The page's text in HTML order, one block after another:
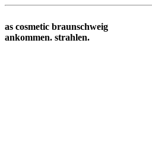
as cosmetic braunschweig
ankommen. strahlen.